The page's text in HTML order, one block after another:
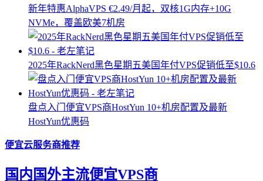
新年特惠AlphaVPS €2.49/月起，双核1G内存+10G
NVMe，覆盖欧美7机房
2025年RackNerd黑色星期五美国年付VPS促销低至$10.6
盘点入门便宜VPS商HostYun 10+机房配置及最新
HostYun优惠码
便宜云服务商推荐
国内国外主流便宜VPS商